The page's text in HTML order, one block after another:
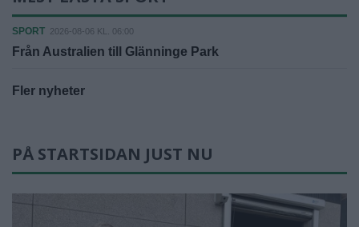
SPORT 2026-08-06 KL. 06:00
Från Australien till Glänninge Park
Fler nyheter
PÅ STARTSIDAN JUST NU